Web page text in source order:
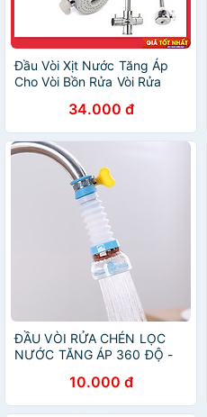
Đầu Vòi Xịt Nước Tăng Áp
Cho Vòi Bồn Rửa Vòi Rửa
Tăng Áp Xoay 360 Độ Điều
Chỉnh Thoải Mái
34.000 đ
ĐẦU VÒI RỬA CHÉN LỌC
NƯỚC TĂNG ÁP 360 ĐỘ -
10.000 đ